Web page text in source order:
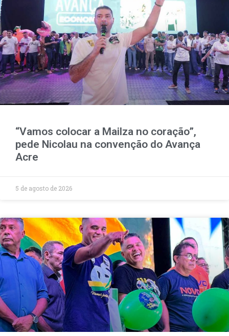
“Vamos colocar a Mailza no coração”,
pede Nicolau na convenção do Avança
Acre
5 de agosto de 2026